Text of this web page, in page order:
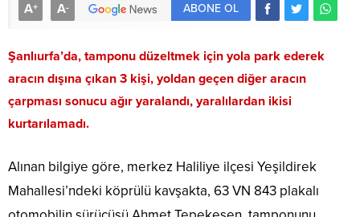
A+ A- ABONE OL
Şanlıurfa’da, tamponu düzeltmek için yola park ederek
aracın dışına çıkan 3 kişi, yoldan geçen diğer aracın
çarpması sonucu ağır yaralandı, yaralılardan ikisi
kurtarılamadı.
Alınan bilgiye göre, merkez Haliliye ilçesi Yeşildirek
Mahallesi’ndeki köprülü kavşakta, 63 VN 843 plakalı